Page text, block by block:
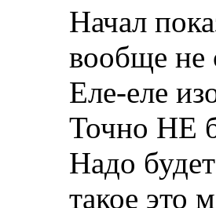
Начал
вообще не
Еле-еле
Точно НЕ
Надо
такое это